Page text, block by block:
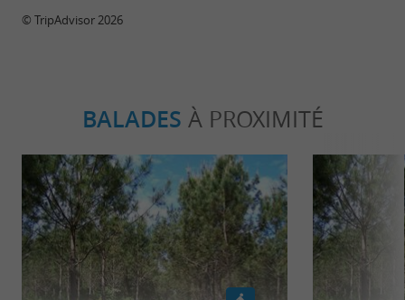
© TripAdvisor 2026
BALADES À PROXIMITÉ